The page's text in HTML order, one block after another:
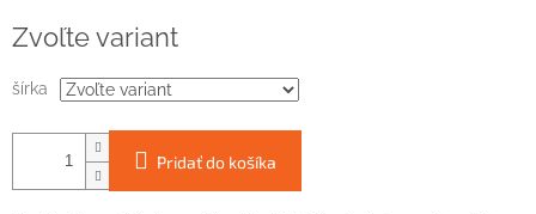
cena:
Zvoľte variant
šírka
Pridať do košíka